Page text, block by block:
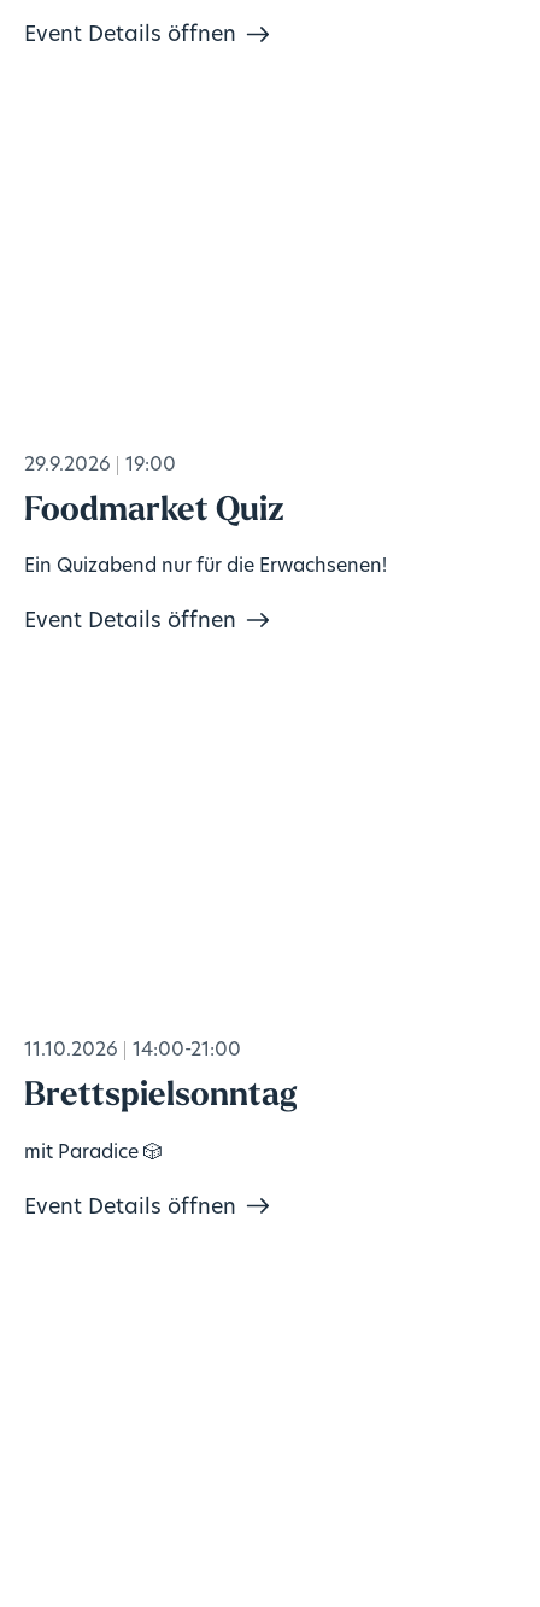
Event Details öffnen
29.9.2026 19:00
Foodmarket Quiz
Ein Quizabend nur für die Erwachsenen!
Event Details öffnen
11.10.2026 14:00-21:00
Brettspielsonntag
mit Paradice 🎲
Event Details öffnen